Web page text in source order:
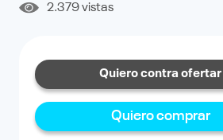
2.379 vistas
Quiero contra ofertar
Quiero comprar